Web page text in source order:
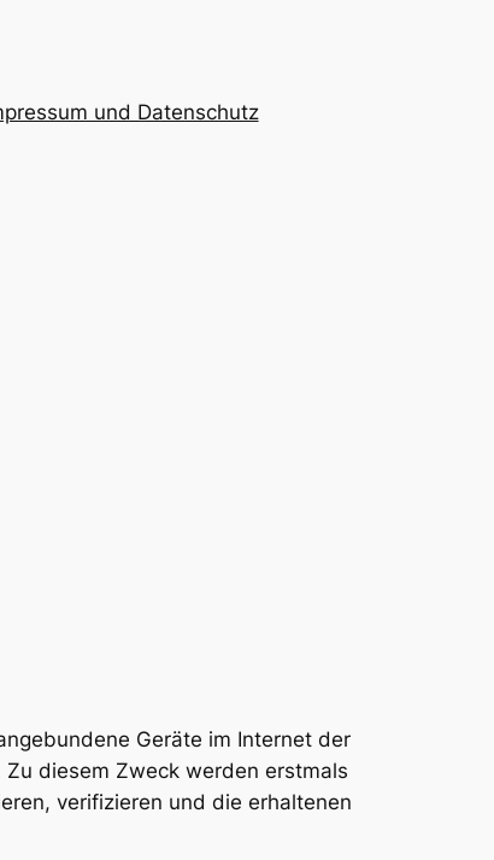
und Datenschutz
Geräte im Internet der
diesem Zweck werden erstmals
verifizieren und die erhaltenen